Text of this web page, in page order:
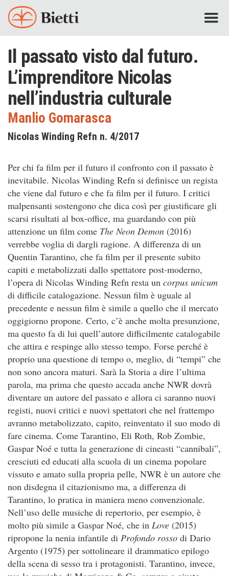
Il passato visto dal futuro.
L’imprenditore Nicolas
nell’industria culturale
Manlio Gomarasca
Nicolas Winding Refn n. 4/2017
Per chi fa film per il futuro il confronto con il passato è
inevitabile. Nicolas Winding Refn si definisce un regista
che viene dal futuro e che fa film per il futuro. I critici
malpensanti sostengono che dica così per giustificare gli
scarsi risultati al box-office, ma guardando con più
attenzione un film come The Neon Demon (2016)
verrebbe voglia di dargli ragione. A differenza di un
Quentin Tarantino, che fa film per il presente subito
capiti e metabolizzati dallo spettatore post-moderno,
l’opera di Nicolas Winding Refn resta un corpus unicum
di difficile catalogazione. Nessun film è uguale al
precedente e nessun film è simile a quello che il mercato
oggigiorno propone. Certo, c’è anche molta presunzione,
ma questo fa di lui quell’autore difficilmente catalogabile
che attira e respinge allo stesso tempo. Forse perché è
proprio una questione di tempo o, meglio, di “tempi” che
non sono ancora maturi. Sarà la Storia a dire l’ultima
parola, ma prima che questo accada anche NWR dovrà
diventare un autore del passato e allora ci saranno nuovi
registi, nuovi critici e nuovi spettatori che nel frattempo
avranno metabolizzato, capito, reinventato il suo modo di
fare cinema. Come Tarantino, Eli Roth, Rob Zombie,
Gaspar Noé e tutta la generazione di cineasti “cannibali”,
cresciuti ed educati alla scuola di un cinema popolare
vissuto e amato sulla propria pelle, NWR è un autore che
non disdegna il citazionismo ma, a differenza di
Tarantino, lo pratica in maniera meno convenzionale.
Nell’uso delle musiche di repertorio, per esempio, è
molto più simile a Gaspar Noé, che in Love (2015)
ripropone la nenia infantile di Profondo rosso di Dario
Argento (1975) per sottolineare il drammatico epilogo
della scena di sesso tra i protagonisti. Tarantino, invece,